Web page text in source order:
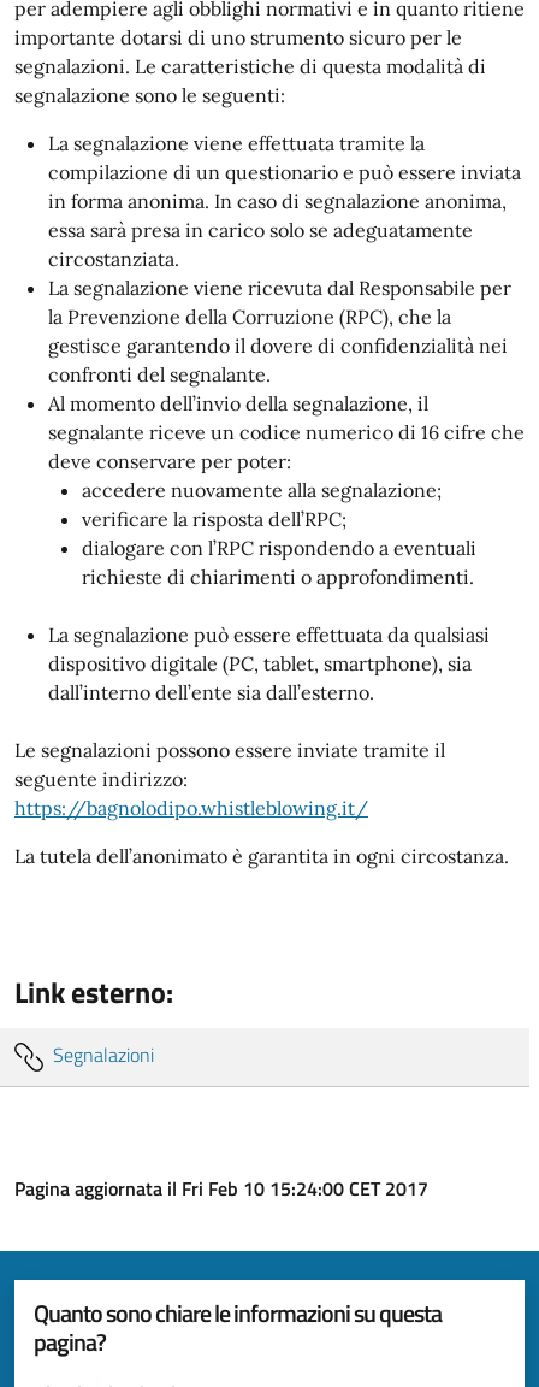
per adempiere agli obblighi normativi e in quanto ritiene
importante dotarsi di uno strumento sicuro per le
segnalazioni. Le caratteristiche di questa modalità di
segnalazione sono le seguenti:
La segnalazione viene effettuata tramite la
compilazione di un questionario e può essere inviata
in forma anonima. In caso di segnalazione anonima,
essa sarà presa in carico solo se adeguatamente
circostanziata.
La segnalazione viene ricevuta dal Responsabile per
la Prevenzione della Corruzione (RPC), che la
gestisce garantendo il dovere di confidenzialità nei
confronti del segnalante.
Al momento dell’invio della segnalazione, il
segnalante riceve un codice numerico di 16 cifre che
deve conservare per poter:
accedere nuovamente alla segnalazione;
verificare la risposta dell’RPC;
dialogare con l’RPC rispondendo a eventuali
richieste di chiarimenti o approfondimenti.
La segnalazione può essere effettuata da qualsiasi
dispositivo digitale (PC, tablet, smartphone), sia
dall’interno dell’ente sia dall’esterno.
Le segnalazioni possono essere inviate tramite il
seguente indirizzo:
https://bagnolodipo.whistleblowing.it/
La tutela dell’anonimato è garantita in ogni circostanza.
Link esterno:
Segnalazioni
Pagina aggiornata il Fri Feb 10 15:24:00 CET 2017
Quanto sono chiare le informazioni su questa
pagina?